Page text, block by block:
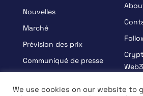
Nouvelles
Marché
Prévision des prix
Communiqué de presse
Apprendre
We use cookies on our website to